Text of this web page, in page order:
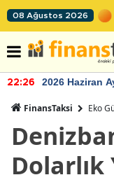
08 Ağustos 2026
22:26 2026 Haziran
FinansTaksi Eko
Dolarlık